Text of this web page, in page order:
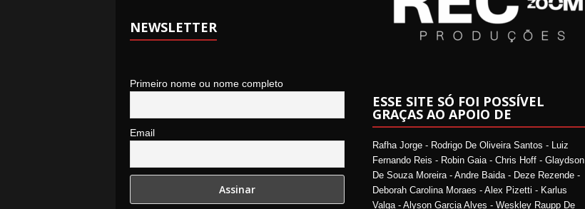
NEWSLETTER
Primeiro nome ou nome completo
Email
ESSE SITE SÓ FOI POSSÍVEL
GRAÇAS AO APOIO DE
Rafha Jorge - Rodrigo De Oliveira Santos - Luiz
Fernando Reis - Robin Gaia - Chris Hoff - Glaydson
De Souza Moreira - Andre Baida - Deze Rezende -
Deborah Carolina Moraes - Alex Pizetti - Karlus
Valga - Alyson Garcia Alves - Weskley Raupp De